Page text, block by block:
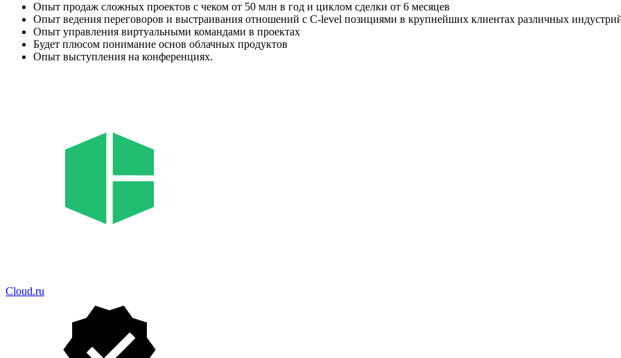
Опыт продаж сложных проектов с чеком от 50 млн в год и циклом сделки от 6 месяцев
Опыт ведения переговоров и выстраивания отношений с C-level позициями в крупнейших клиентах различных
Опыт управления виртуальными командами в проектах
Будет плюсом понимание основ облачных продуктов
Опыт выступления на конференциях.
Cloud.ru